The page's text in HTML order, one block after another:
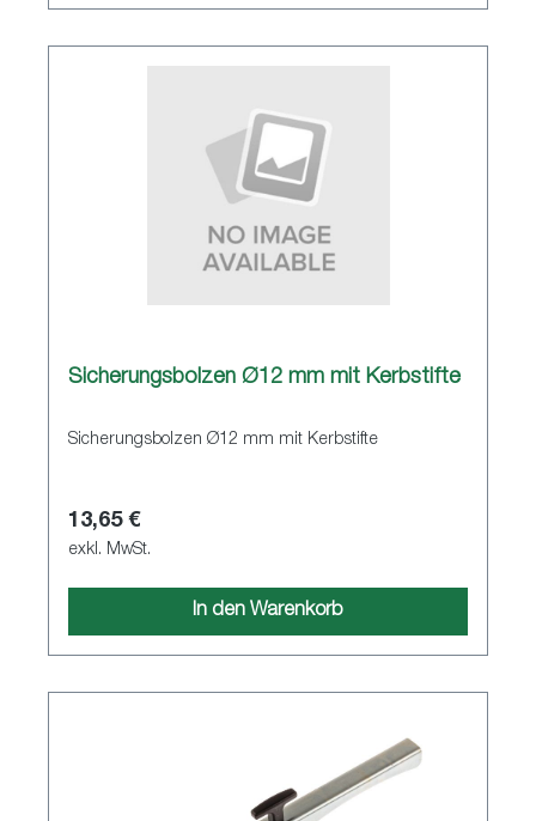
Sicherungsbolzen Ø12 mm mit Kerbstifte
Sicherungsbolzen Ø12 mm mit Kerbstifte
13,65 €
exkl. MwSt.
In den Warenkorb